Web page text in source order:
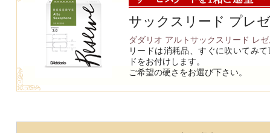
サックスリード プレ
ダダリオ アルトサックスリード レ
リードは消耗品、すぐに吹いてみ
ドをお付けします。
ご希望の硬さをお選び下さい。